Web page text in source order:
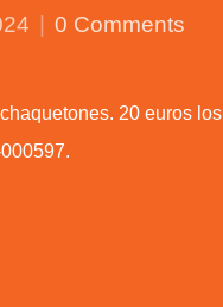
0 Comments
20 euros los